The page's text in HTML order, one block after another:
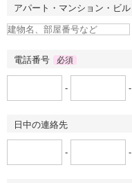
アパート・マンション・ビル
電話番号 必須
- -
日中の連絡先
- -